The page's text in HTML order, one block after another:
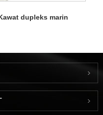
dupleks marin